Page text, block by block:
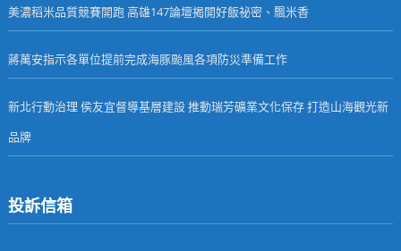
美濃稻米品質競賽開跑 高雄147論壇揭開好飯祕密、飄米香
蔣萬安指示各單位提前完成海豚颱風各項防災準備工作
新北行動治理 侯友宜督導基層建設 推動瑞芳礦業文化保存 打造山海觀光新
品牌
投訴信箱